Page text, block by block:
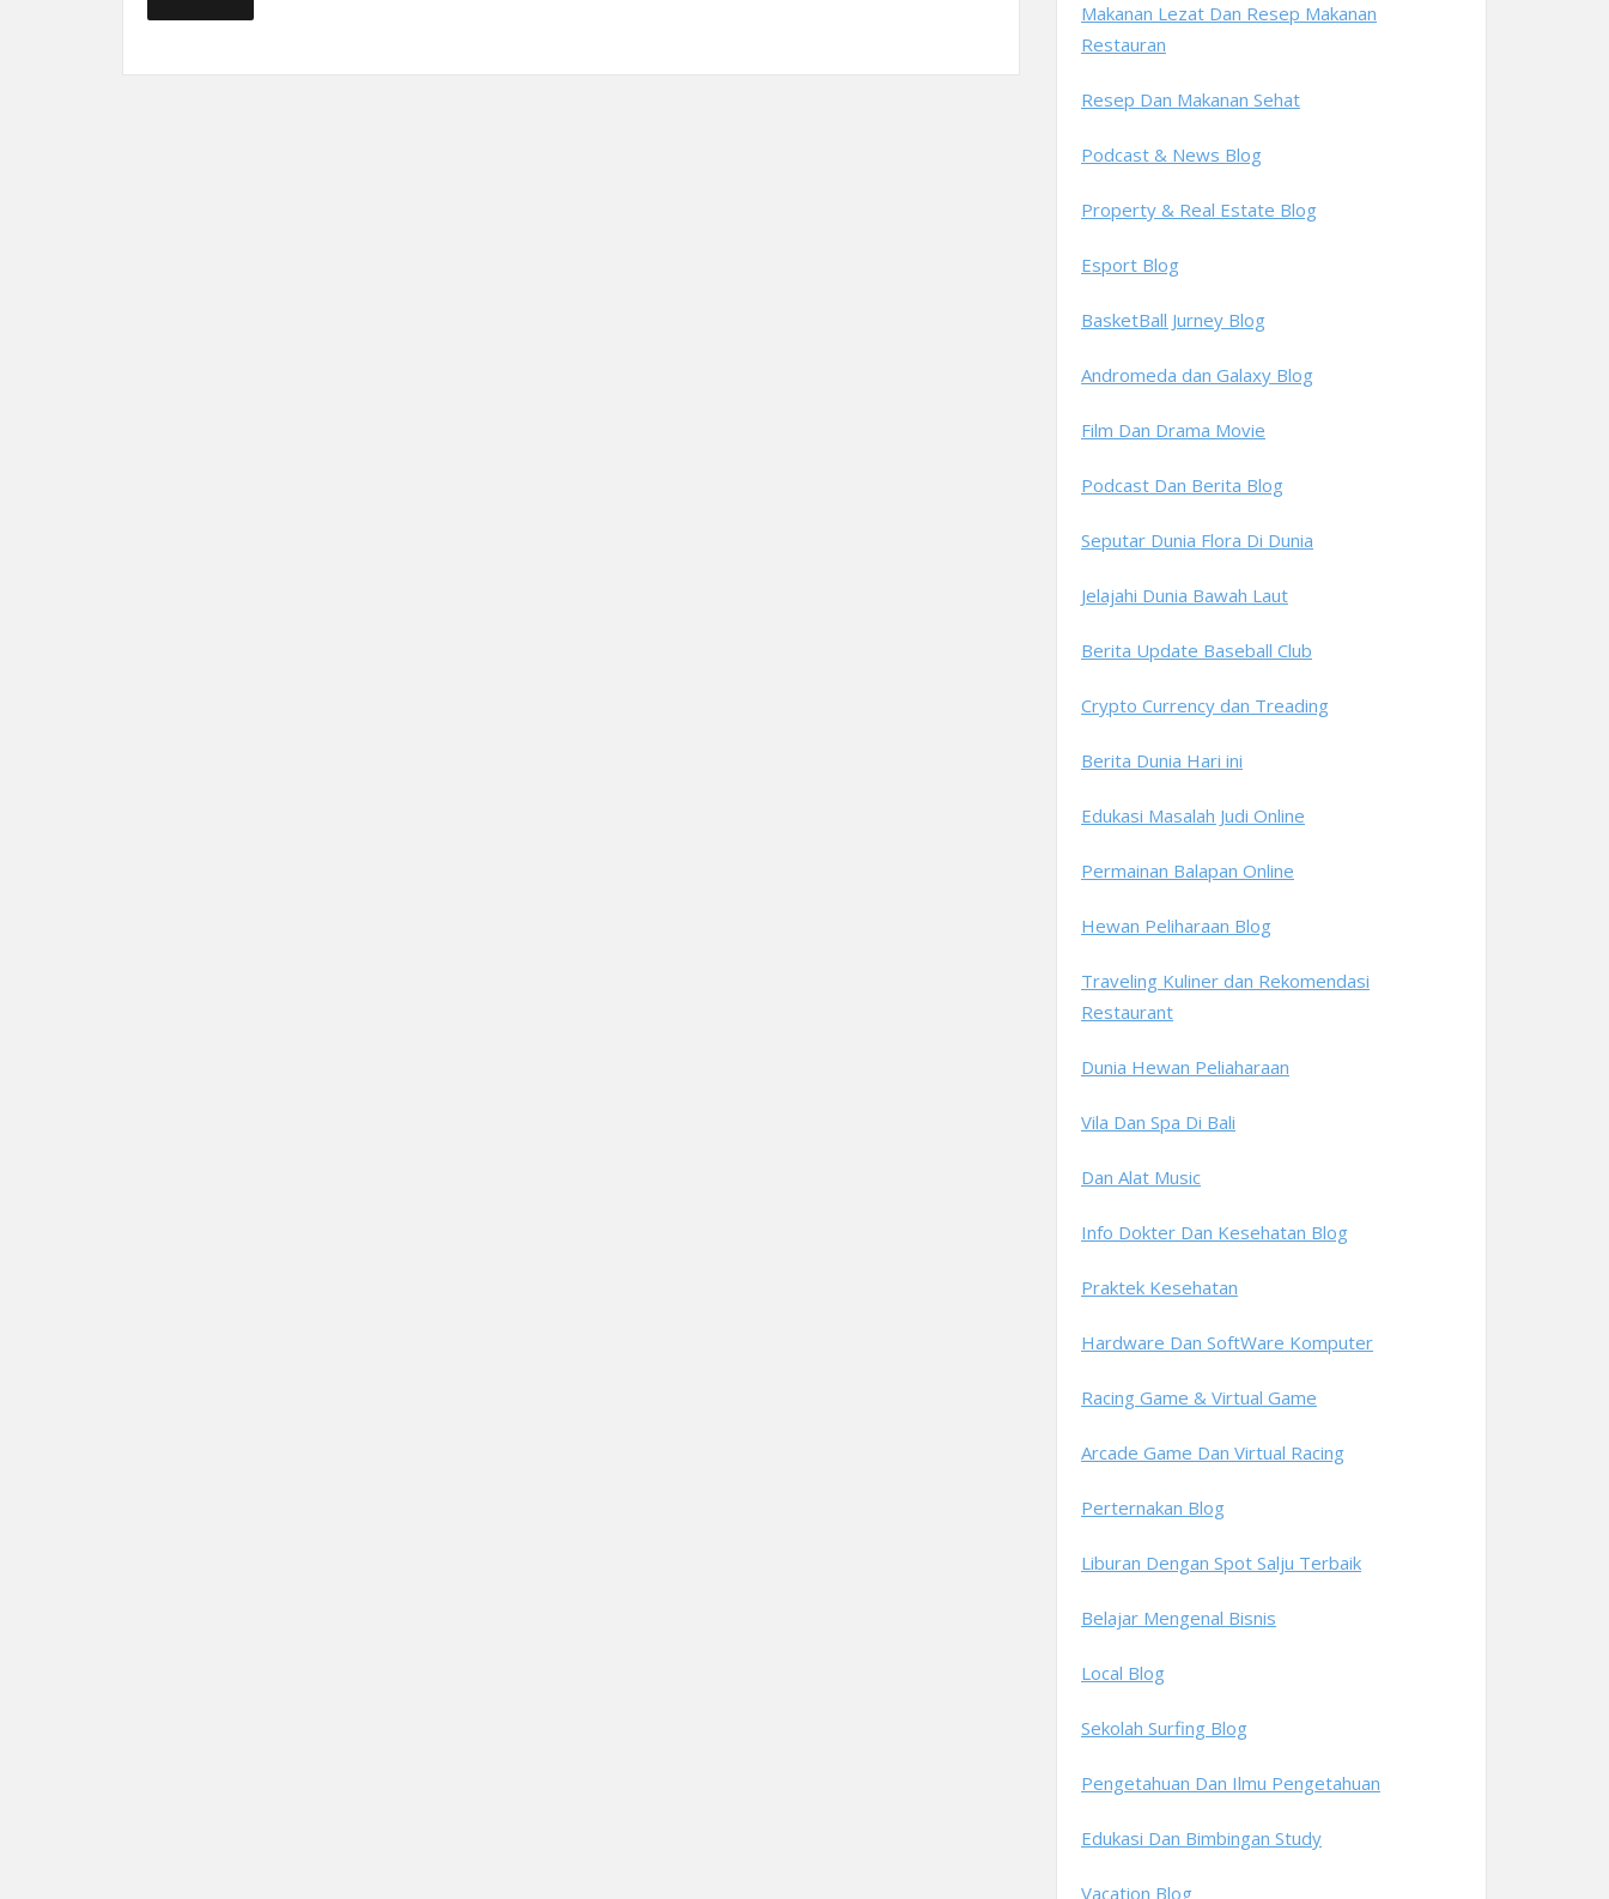
Makanan Lezat Dan Resep Makanan
Restauran
Resep Dan Makanan Sehat
Podcast & News Blog
Property & Real Estate Blog
Esport Blog
BasketBall Jurney Blog
Andromeda dan Galaxy Blog
Film Dan Drama Movie
Podcast Dan Berita Blog
Seputar Dunia Flora Di Dunia
Jelajahi Dunia Bawah Laut
Berita Update Baseball Club
Crypto Currency dan Treading
Berita Dunia Hari ini
Edukasi Masalah Judi Online
Permainan Balapan Online
Hewan Peliharaan Blog
Traveling Kuliner dan Rekomendasi
Restaurant
Dunia Hewan Peliaharaan
Vila Dan Spa Di Bali
Dan Alat Music
Info Dokter Dan Kesehatan Blog
Praktek Kesehatan
Hardware Dan SoftWare Komputer
Racing Game & Virtual Game
Arcade Game Dan Virtual Racing
Perternakan Blog
Liburan Dengan Spot Salju Terbaik
Belajar Mengenal Bisnis
Local Blog
Sekolah Surfing Blog
Pengetahuan Dan Ilmu Pengetahuan
Edukasi Dan Bimbingan Study
Vacation Blog